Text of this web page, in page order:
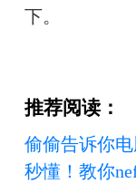
下。
推荐阅读：
偷偷告诉你
秒懂！教你